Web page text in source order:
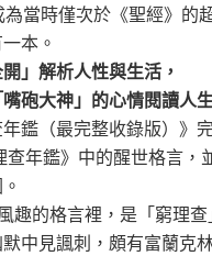
當時僅次於《聖經》的
本。
解析人性與生活，
大神」的心情閱讀人生
（最完整收錄版）》
查年鑑》中的醒世格言，
的格言裡，是「窮理查
中見諷刺，頗有富蘭克